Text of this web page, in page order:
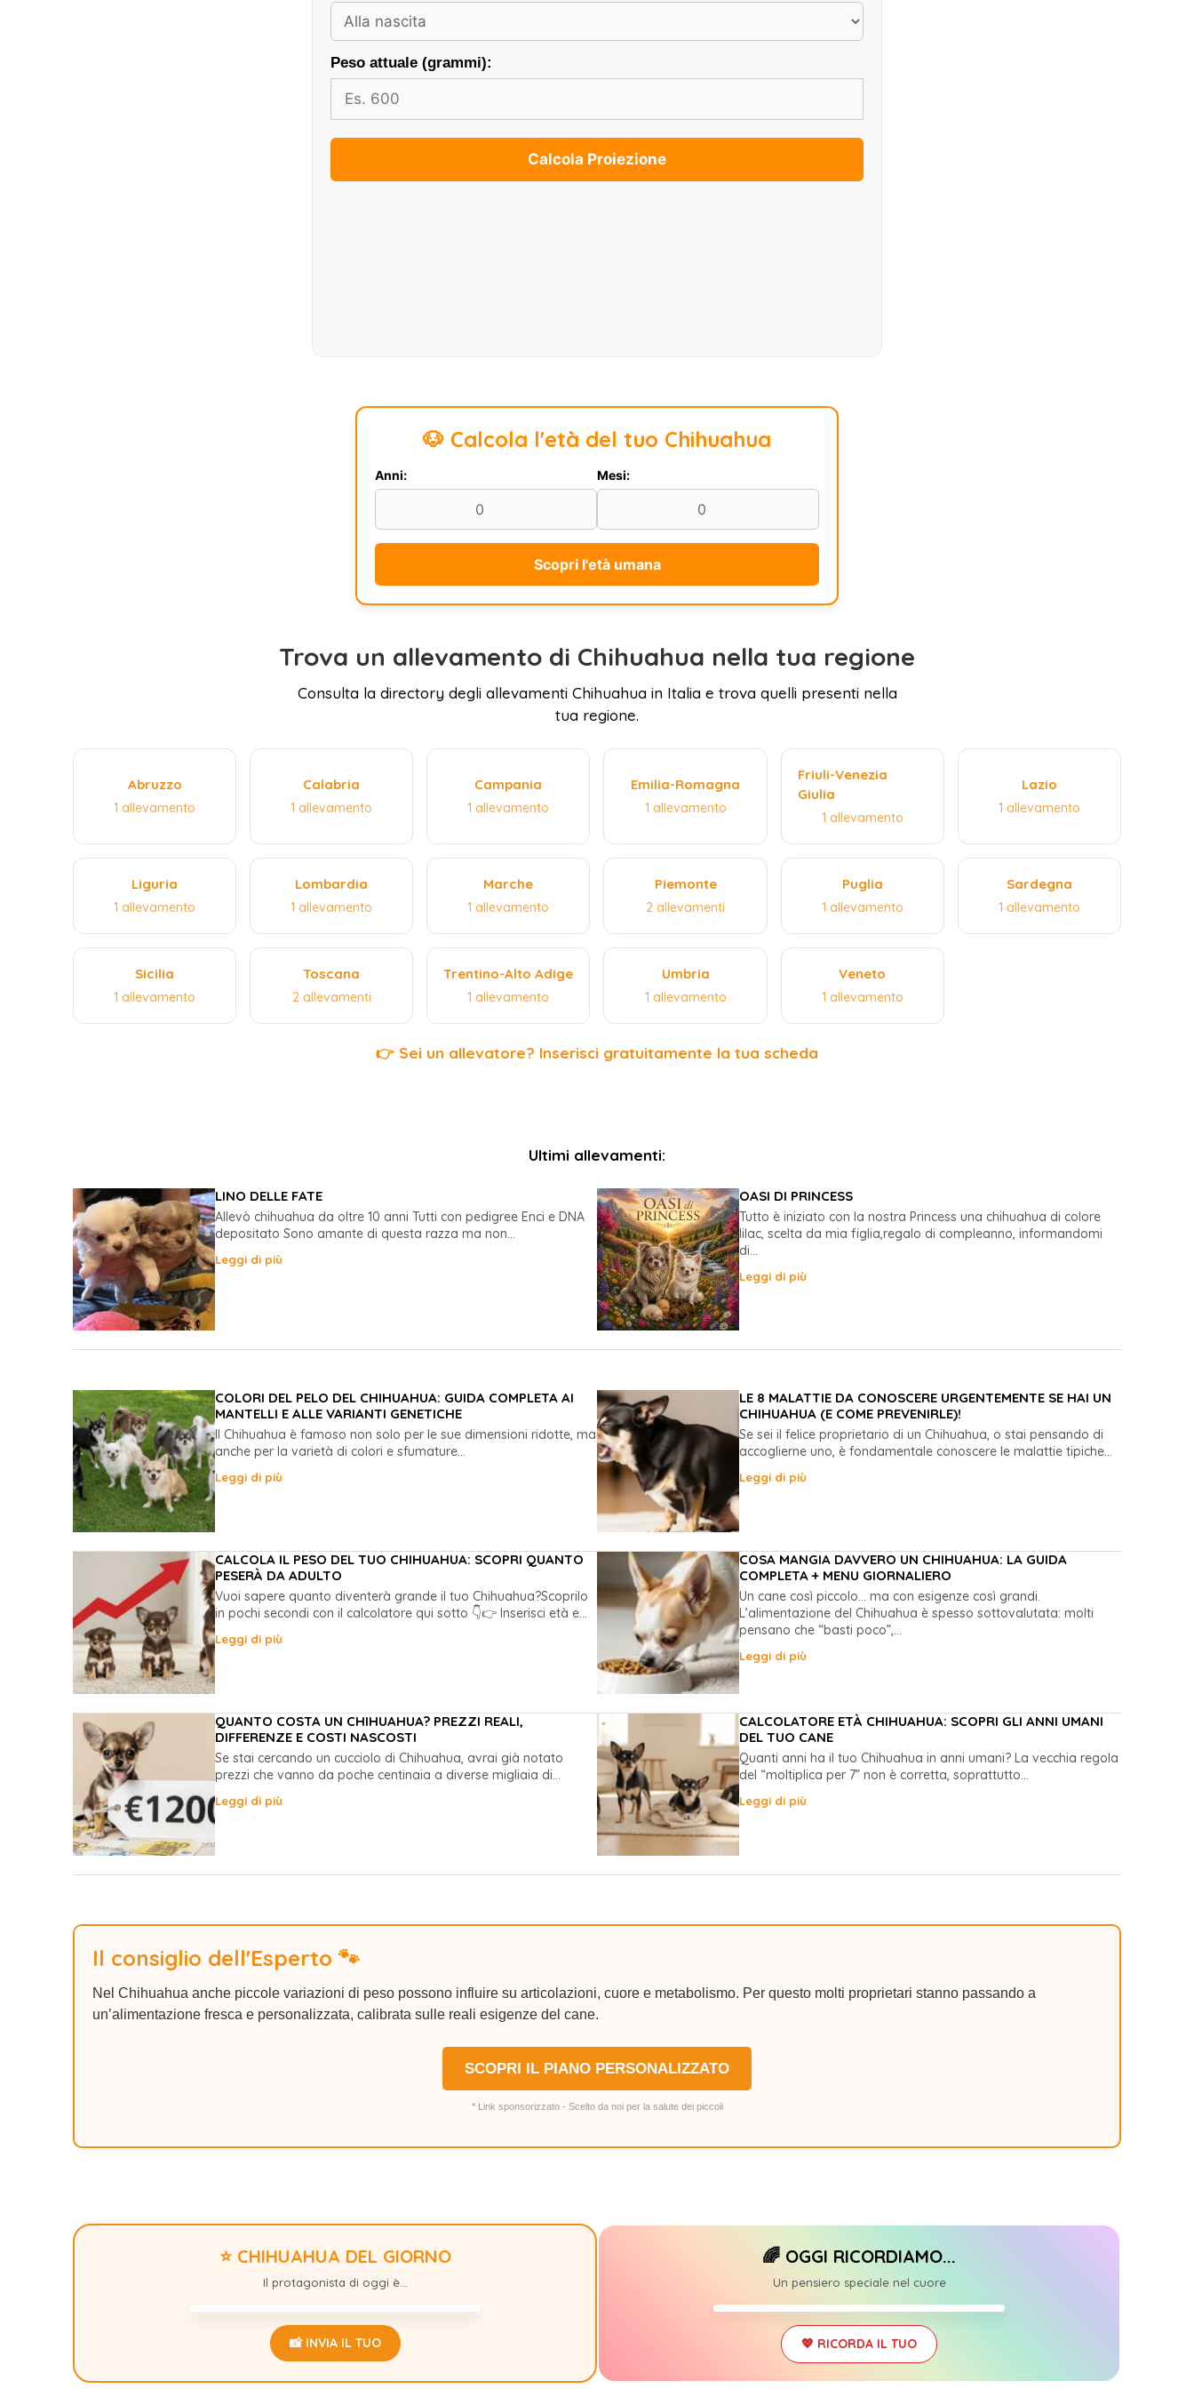
Peso attuale (grammi):
Calcola Proiezione
🐶 Calcola l'età del tuo Chihuahua
Anni: Mesi:
Scopri l'età umana
Trova un allevamento di Chihuahua nella tua regione
Consulta la directory degli allevamenti Chihuahua in Italia e trova quelli presenti nella
tua regione.
Abruzzo
1 allevamento
Calabria
1 allevamento
Campania
1 allevamento
Emilia-Romagna
1 allevamento
Friuli-Venezia
Giulia
1 allevamento
Lazio
1 allevamento
Liguria
1 allevamento
Lombardia
1 allevamento
Marche
1 allevamento
Piemonte
2 allevamenti
Puglia
1 allevamento
Sardegna
1 allevamento
Sicilia
1 allevamento
Toscana
2 allevamenti
Trentino-Alto Adige
1 allevamento
Umbria
1 allevamento
Veneto
1 allevamento
👉 Sei un allevatore? Inserisci gratuitamente la tua scheda
Ultimi allevamenti:
LINO DELLE FATE
Allevò chihuahua da oltre 10 anni Tutti con pedigree Enci e DNA
depositato Sono amante di questa razza ma non...
Leggi di più
OASI DI PRINCESS
Tutto è iniziato con la nostra Princess una chihuahua di colore
lilac, scelta da mia figlia,regalo di compleanno, informandomi
di...
Leggi di più
COLORI DEL PELO DEL CHIHUAHUA: GUIDA COMPLETA AI
MANTELLI E ALLE VARIANTI GENETICHE
Il Chihuahua è famoso non solo per le sue dimensioni ridotte, ma
anche per la varietà di colori e sfumature...
Leggi di più
LE 8 MALATTIE DA CONOSCERE URGENTEMENTE SE HAI UN
CHIHUAHUA (E COME PREVENIRLE)!
Se sei il felice proprietario di un Chihuahua, o stai pensando di
accoglierne uno, è fondamentale conoscere le malattie tipiche...
Leggi di più
CALCOLA IL PESO DEL TUO CHIHUAHUA: SCOPRI QUANTO
PESERÀ DA ADULTO
Vuoi sapere quanto diventerà grande il tuo Chihuahua?Scoprilo
in pochi secondi con il calcolatore qui sotto 👇👉 Inserisci età e...
Leggi di più
COSA MANGIA DAVVERO UN CHIHUAHUA: LA GUIDA
COMPLETA + MENU GIORNALIERO
Un cane così piccolo… ma con esigenze così grandi.
L’alimentazione del Chihuahua è spesso sottovalutata: molti
pensano che “basti poco”,...
Leggi di più
QUANTO COSTA UN CHIHUAHUA? PREZZI REALI,
DIFFERENZE E COSTI NASCOSTI
Se stai cercando un cucciolo di Chihuahua, avrai già notato
prezzi che vanno da poche centinaia a diverse migliaia di...
Leggi di più
CALCOLATORE ETÀ CHIHUAHUA: SCOPRI GLI ANNI UMANI
DEL TUO CANE
Quanti anni ha il tuo Chihuahua in anni umani? La vecchia regola
del “moltiplica per 7” non è corretta, soprattutto...
Leggi di più
Il consiglio dell'Esperto 🐾
Nel Chihuahua anche piccole variazioni di peso possono influire su articolazioni, cuore e metabolismo. Per questo molti proprietari stanno passando a
un’alimentazione fresca e personalizzata, calibrata sulle reali esigenze del cane.
SCOPRI IL PIANO PERSONALIZZATO
* Link sponsorizzato - Scelto da noi per la salute dei piccoli
⭐ CHIHUAHUA DEL GIORNO
Il protagonista di oggi è...
📸 INVIA IL TUO
🌈 OGGI RICORDIAMO...
Un pensiero speciale nel cuore
27/07/15-29/03/25
MIDORI
💖 RICORDA IL TUO